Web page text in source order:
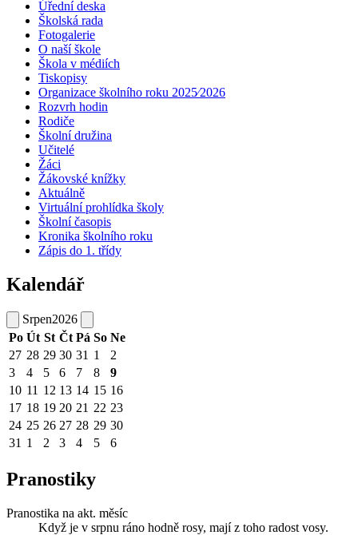
Úřední deska
Školská rada
Fotogalerie
O naší škole
Škola v médiích
Tiskopisy
Organizace školního roku 2025⁄2026
Rozvrh hodin
Rodiče
Školní družina
Učitelé
Žáci
Žákovské knížky
Aktuálně
Virtuální prohlídka školy
Školní časopis
Kronika školního roku
Zápis do 1. třídy
Kalendář
Srpen2026
Po Út St Čt Pá So Ne
27 28 29 30 31 1
2
3
4 5 6 7 8
9
10 11 12 13 14 15 16
17 18 19 20 21 22 23
24 25 26 27 28 29 30
31 1 2 3 4 5 6
Pranostiky
Pranostika na akt. měsíc
Když je v srpnu ráno hodně rosy, mají z toho radost vosy.